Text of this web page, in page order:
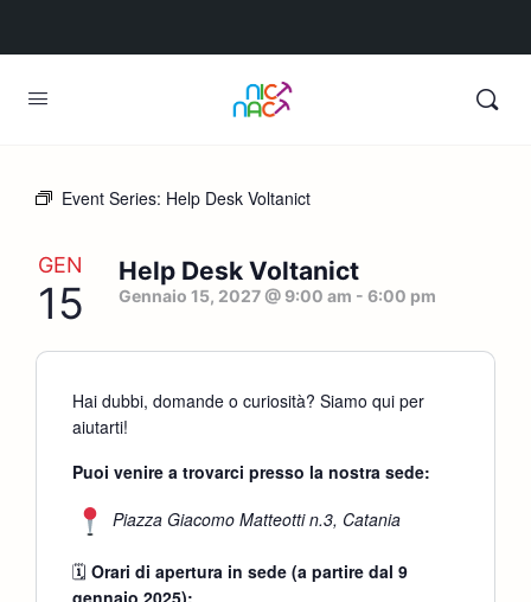
Event Series: Help Desk Voltanict
GEN
15
Help Desk Voltanict
Gennaio 15, 2027 @ 9:00 am - 6:00 pm
Hai dubbi, domande o curiosità? Siamo qui per
aiutarti!
Puoi venire a trovarci presso la nostra sede:
Piazza Giacomo Matteotti n.3, Catania
🗓 Orari di apertura in sede (a partire dal 9